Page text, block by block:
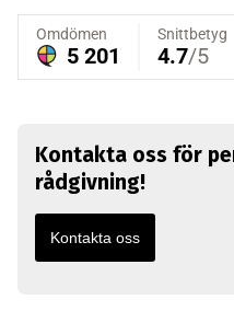
Kontakta oss för
rådgivning!
Kontakta oss